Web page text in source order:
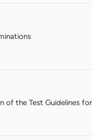
of the Test Guidelines